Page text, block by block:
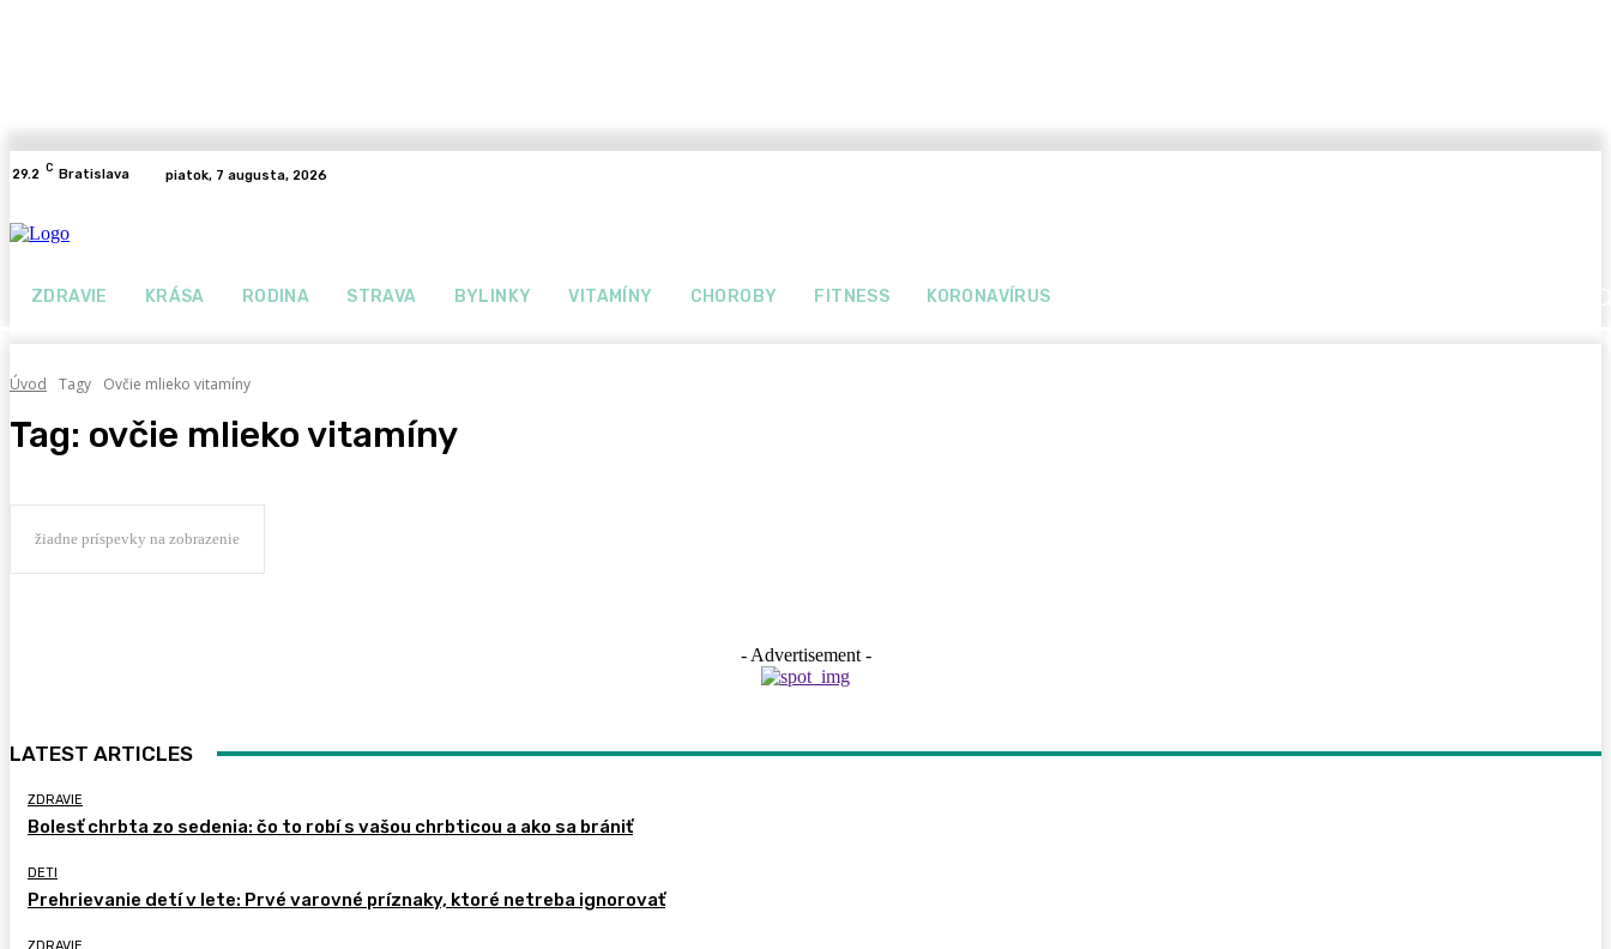
29.2 C Bratislava piatok, 7 augusta, 2026
ZDRAVIE KRÁSA RODINA STRAVA BYLINKY VITAMÍNY CHOROBY FITNESS KORONAVÍRUS
Úvod Tagy Ovčie mlieko vitamíny
Tag: ovčie mlieko vitamíny
žiadne príspevky na zobrazenie
- Advertisement -
LATEST ARTICLES
ZDRAVIE
Bolesť chrbta zo sedenia: čo to robí s vašou chrbticou a ako sa brániť
DETI
Prehrievanie detí v lete: Prvé varovné príznaky, ktoré netreba ignorovať